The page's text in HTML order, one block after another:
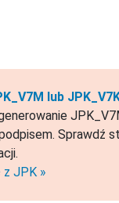
lub
Sprawdź
z JPK »